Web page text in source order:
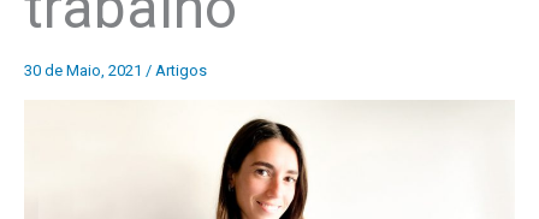
30 de Maio, 2021 / Artigos